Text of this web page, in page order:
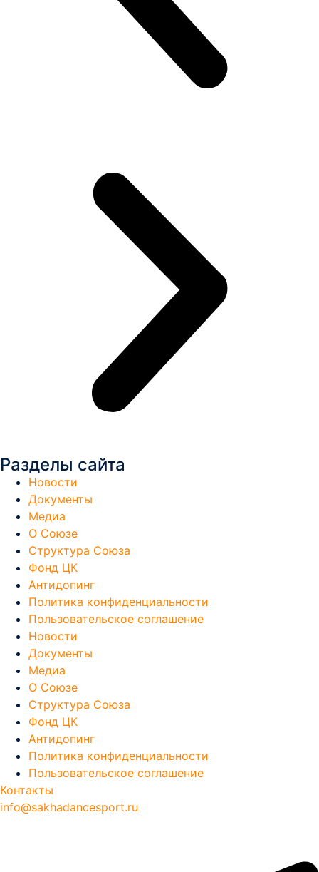
Разделы сайта
Новости
Документы
Медиа
О Союзе
Структура Союза
Фонд ЦК
Антидопинг
Политика конфиденциальности
Пользовательское соглашение
Новости
Документы
Медиа
О Союзе
Структура Союза
Фонд ЦК
Антидопинг
Политика конфиденциальности
Пользовательское соглашение
Контакты
info@sakhadancesport.ru